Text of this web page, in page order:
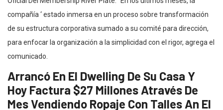
compañía ‘ estado inmersa en un proceso sobre transformación
de su estructura corporativa sumado a su comité para dirección,
para enfocar la organización a la simplicidad con el rigor, agrega el
comunicado.
Arrancó En El Dwelling De Su Casa Y
Hoy Factura $27 Millones Através De
Mes Vendiendo Ropaje Con Talles An El